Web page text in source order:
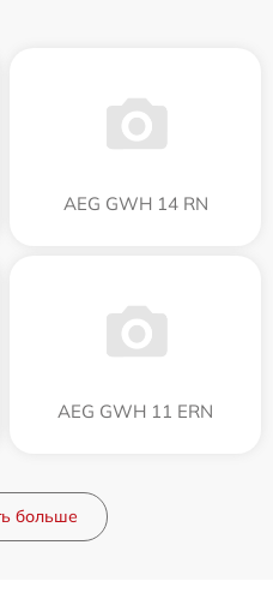
AEG GWH 14 RN
AEG GWH 11 ERN
больше